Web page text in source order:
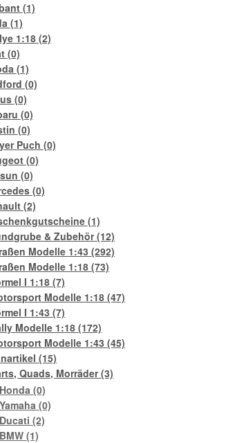
(1)
(1)
1:18(2)
(0)
(1)
(0)
(0)
(0)
(0)
Puch (0)
(0)
(0)
(0)
(2)
(1)
& Zubehör(12)
Modelle 1:43(292)
Modelle 1:18(73)
I 1:18(7)
Modelle 1:18(47)
I 1:43(7)
Modelle 1:18(172)
Modelle 1:43(45)
(15)
Quads, Morräder(3)
Honda(0)
Yamaha(0)
Ducati(2)
BMW(1)